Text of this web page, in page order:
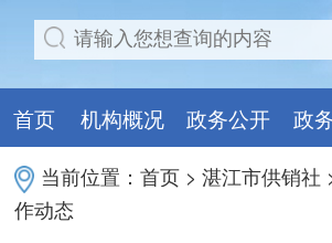
首页 机构概况 政务公开 政
当前位置：首页 >湛江市供销社
作动态